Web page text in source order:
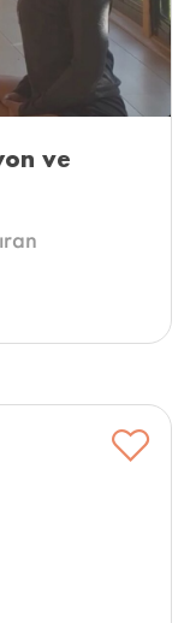
ve